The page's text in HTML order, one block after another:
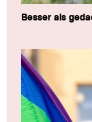
Besser als